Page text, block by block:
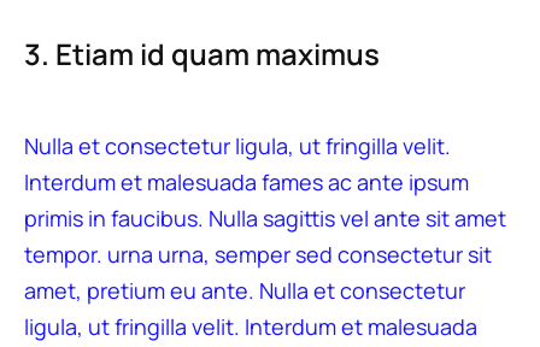
3. Etiam id quam maximus
Nulla et consectetur ligula, ut fringilla velit.
Interdum et malesuada fames ac ante ipsum
primis in faucibus. Nulla sagittis vel ante sit amet
tempor. urna urna, semper sed consectetur sit
amet, pretium eu ante. Nulla et consectetur
ligula, ut fringilla velit. Interdum et malesuada